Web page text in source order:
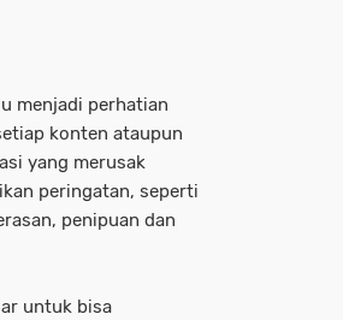
menjadi perhatian
konten ataupun
yang merusak
peringatan, seperti
penipuan dan
untuk bisa